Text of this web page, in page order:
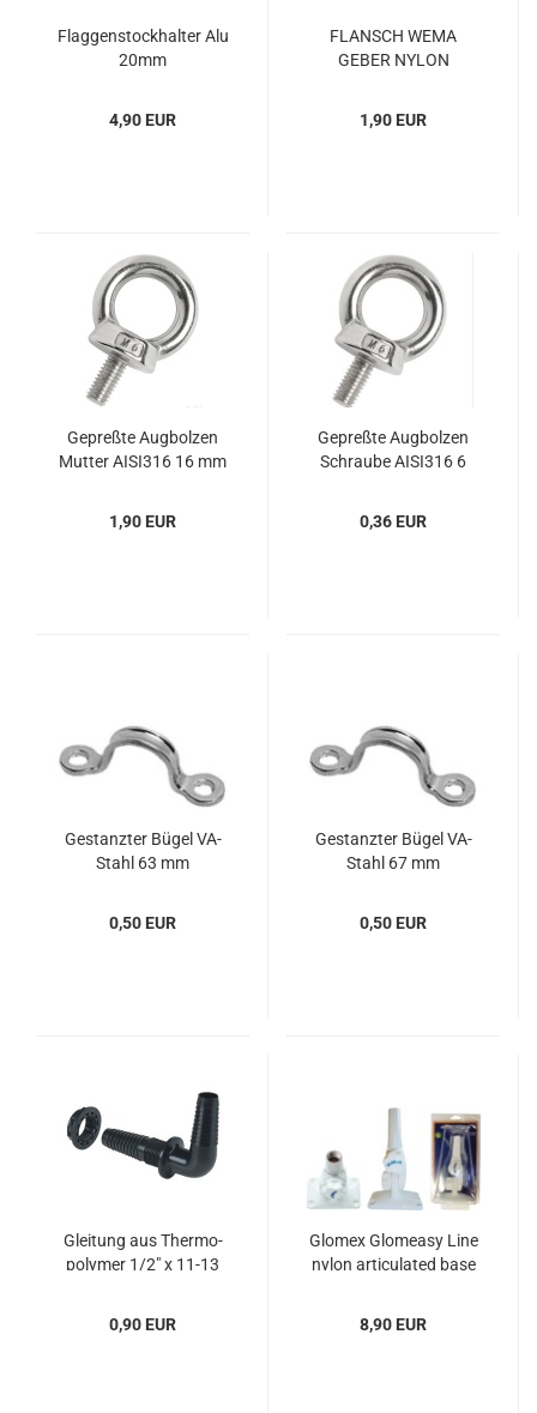
Flag­gen­stock­hal­ter Alu
20mm
4,90 EUR
FLANSCH WEMA
GEBER NYLON
1,90 EUR
Ge­preß­te Aug­bol­zen
Mut­ter AISI316 16 mm
1,90 EUR
Ge­preß­te Aug­bol­zen
Schrau­be AISI316 6
0,36 EUR
Ge­stanz­ter Bügel VA-​
Stahl 63 mm
0,50 EUR
Ge­stanz­ter Bügel VA-​
Stahl 67 mm
0,50 EUR
Glei­tung aus Ther­mo­
po­ly­mer 1/2" x 11-13
0,90 EUR
Glomex Glo­mea­sy Line
nylon ar­ti­cu­la­ted base
8,90 EUR